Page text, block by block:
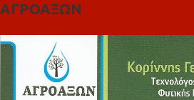
ΑΓΡΟΑΞΩΝ